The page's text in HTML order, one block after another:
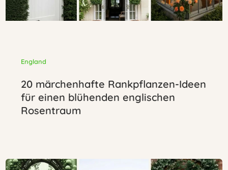
England
20 märchenhafte Rankpflanzen-Ideen
für einen blühenden englischen
Rosentraum